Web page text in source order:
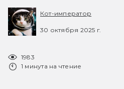
Кот-император
30 октября 2025 г.
1983
1 минута на чтение